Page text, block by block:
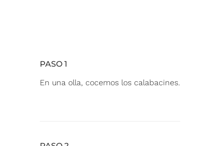
PASO 1
En una olla, cocemos los calabacines.